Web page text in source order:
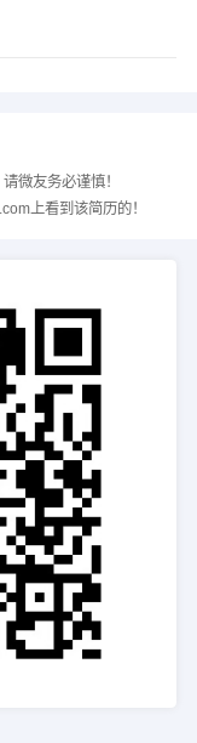
微友务必谨慎！
上看到该简历的！